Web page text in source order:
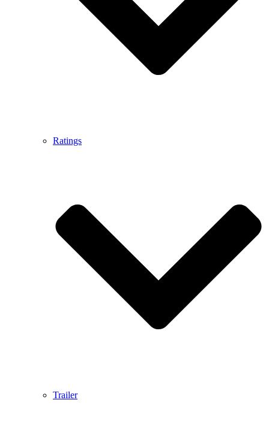
Ratings
Trailer